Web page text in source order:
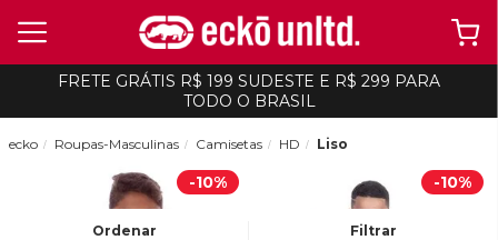
FRETE GRÁTIS R$ 199 SUDESTE E R$ 299 PARA
TODO O BRASIL
Ordenar Filtrar
ecko Roupas-Masculinas Camisetas HD Liso
-10% -10%